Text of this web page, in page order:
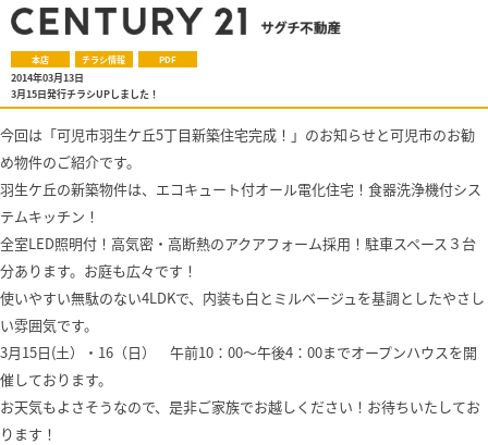
本店 チラシ情報 PDF
2014年03月13日
3月15日発行チラシUPしました！
今回は「可児市羽生ケ丘5丁目新築住宅完成！」のお知らせと可児市のお勧
め物件のご紹介です。
羽生ケ丘の新築物件は、 エコキュート付オール電化住宅！食器洗浄機付シス
テムキッチン！
全室LED照明付！ 高気密・高断熱のアクアフォーム採用！ 駐車スペース３台
分あります。 お庭も広々です！
使いやすい無駄のない4LDKで、内装も白とミルベージュを基調としたやさし
い雰囲気です。
3月15日(土）・16（日） 午前10：00～午後4：00までオープンハウスを開
催しております。
お天気もよさそうなので、是非ご家族でお越しください！お待ちいたしてお
ります！